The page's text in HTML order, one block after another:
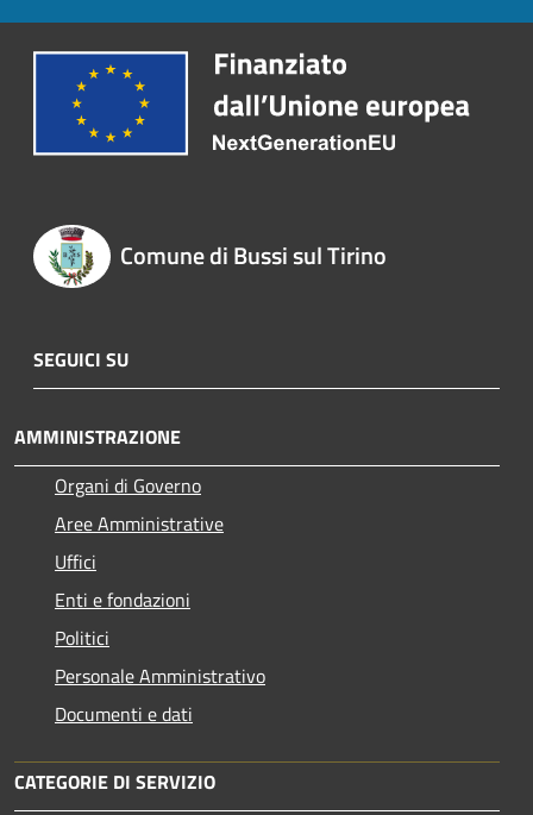
Comune di Bussi sul Tirino
SEGUICI SU
AMMINISTRAZIONE
Organi di Governo
Aree Amministrative
Uffici
Enti e fondazioni
Politici
Personale Amministrativo
Documenti e dati
CATEGORIE DI SERVIZIO